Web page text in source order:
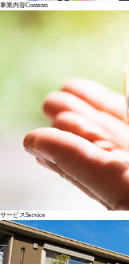
事業内容Contents
サービスService